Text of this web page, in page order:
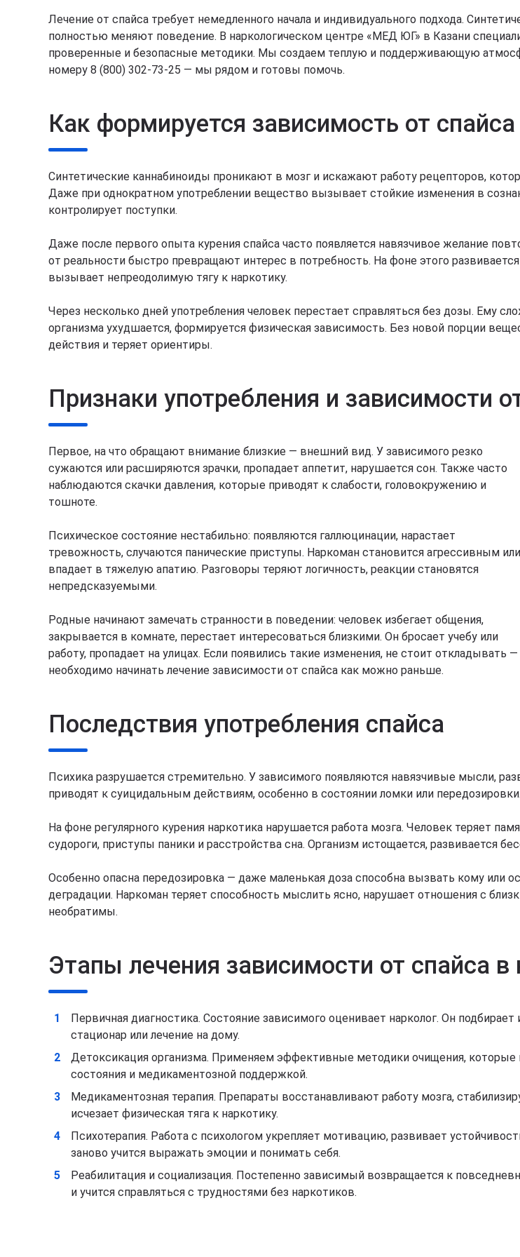
Лечение от спайса требует немедленного начала и индивидуального подхода.
полностью меняют поведение. В наркологическом центре «МЕД ЮГ» в Казани
проверенные и безопасные методики. Мы создаем теплую и поддерживающую
номеру 8 (800) 302-73-25 — мы рядом и готовы помочь.
Как формируется зависимость от спайса
Синтетические каннабиноиды проникают в мозг и искажают работу рецепторов,
Даже при однократном употреблении вещество вызывает стойкие изменения в
контролирует поступки.
Даже после первого опыта курения спайса часто появляется навязчивое желание
от реальности быстро превращают интерес в потребность. На фоне этого
вызывает непреодолимую тягу к наркотику.
Через несколько дней употребления человек перестает справляться без дозы. Ему
организма ухудшается, формируется физическая зависимость. Без новой порции
действия и теряет ориентиры.
Признаки употребления и зависимости
Первое, на что обращают внимание близкие — внешний вид. У зависимого резко
сужаются или расширяются зрачки, пропадает аппетит, нарушается сон. Также часто
наблюдаются скачки давления, которые приводят к слабости, головокружению и
тошноте.
Психическое состояние нестабильно: появляются галлюцинации, нарастает
тревожность, случаются панические приступы. Наркоман становится агрессивным или
впадает в тяжелую апатию. Разговоры теряют логичность, реакции становятся
непредсказуемыми.
Родные начинают замечать странности в поведении: человек избегает общения,
закрывается в комнате, перестает интересоваться близкими. Он бросает учебу или
работу, пропадает на улицах. Если появились такие изменения, не стоит откладывать —
необходимо начинать лечение зависимости от спайса как можно раньше.
Последствия употребления спайса
Психика разрушается стремительно. У зависимого появляются навязчивые мысли,
приводят к суицидальным действиям, особенно в состоянии ломки или передозировки.
На фоне регулярного курения наркотика нарушается работа мозга. Человек теряет
судороги, приступы паники и расстройства сна. Организм истощается, развивается
Особенно опасна передозировка — даже маленькая доза способна вызвать кому или
деградации. Наркоман теряет способность мыслить ясно, нарушает отношения с
необратимы.
Этапы лечения зависимости от спайса
Первичная диагностика. Состояние зависимого оценивает нарколог. Он
стационар или лечение на дому.
Детоксикация организма. Применяем эффективные методики очищения,
состояния и медикаментозной поддержкой.
Медикаментозная терапия. Препараты восстанавливают работу мозга,
исчезает физическая тяга к наркотику.
Психотерапия. Работа с психологом укрепляет мотивацию, развивает
заново учится выражать эмоции и понимать себя.
Реабилитация и социализация. Постепенно зависимый возвращается к
и учится справляться с трудностями без наркотиков.